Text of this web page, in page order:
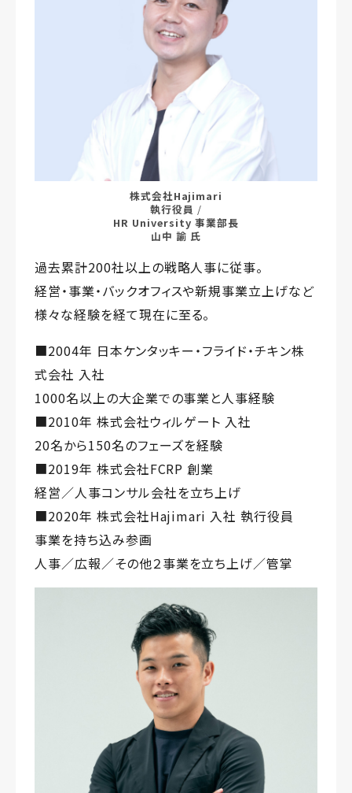
株式会社Hajimari
執行役員 /
HR University 事業部長
山中 諭 氏
過去累計200社以上の戦略人事に従事。
経営・事業・バックオフィスや新規事業立上げなど
様々な経験を経て現在に至る。
■2004年 日本ケンタッキー・フライド・チキン株
式会社 入社
1000名以上の大企業での事業と人事経験
■2010年 株式会社ウィルゲート 入社
20名から150名のフェーズを経験
■2019年 株式会社FCRP 創業
経営／人事コンサル会社を立ち上げ
■2020年 株式会社Hajimari 入社 執行役員
事業を持ち込み参画
人事／広報／その他２事業を立ち上げ／管掌